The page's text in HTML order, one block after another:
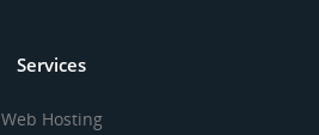
Services
Web Hosting